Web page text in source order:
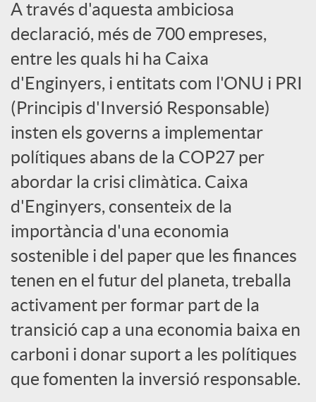
a
l
s
A través d'aquesta ambiciosa
declaració, més de 700 empreses,
entre les quals hi ha Caixa
d'Enginyers, i entitats com l'ONU i PRI
(Principis d'Inversió Responsable)
insten els governs a implementar
polítiques abans de la COP27 per
abordar la crisi climàtica. Caixa
d'Enginyers, consenteix de la
importància d'una economia
sostenible i del paper que les finances
tenen en el futur del planeta, treballa
activament per formar part de la
transició cap a una economia baixa en
carboni i donar suport a les polítiques
que fomenten la inversió responsable.